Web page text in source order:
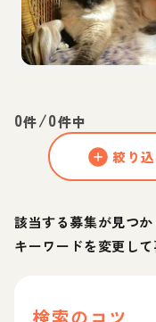
0件/0件中
絞り
該当する募集が見つか
キーワードを変更して